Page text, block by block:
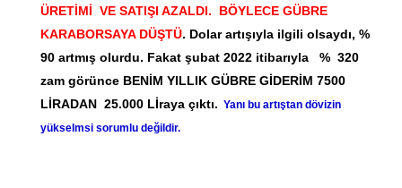
ÜRETİMİ VE SATIŞI AZALDI. BÖYLECE GÜBRE
KARABORSAYA DÜŞTÜ. Dolar artışıyla ilgili olsaydı, %
90 artmış olurdu. Fakat şubat 2022 itibarıyla % 320
zam görünce BENİM YILLIK GÜBRE GİDERİM 7500
LİRADAN 25.000 Lİraya çıktı. Yanı bu artıştan dövizin
yükselmsi sorumlu değildir.